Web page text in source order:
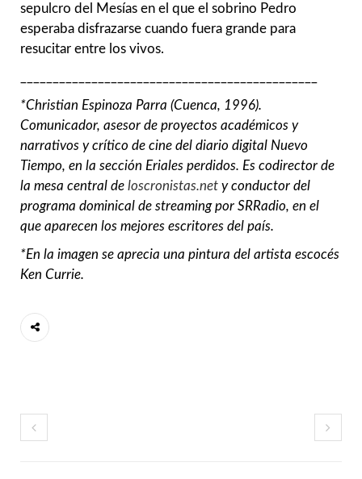
sepulcro del Mesías en el que el sobrino Pedro
esperaba disfrazarse cuando fuera grande para
resucitar entre los vivos.
*Christian Espinoza Parra (Cuenca, 1996).
Comunicador, asesor de proyectos académicos y
narrativos y crítico de cine del diario digital Nuevo
Tiempo, en la sección Eriales perdidos. Es codirector de
la mesa central de loscronistas.net y conductor del
programa dominical de streaming por SRRadio, en el
que aparecen los mejores escritores del país.
*En la imagen se aprecia una pintura del artista escocés
Ken Currie.